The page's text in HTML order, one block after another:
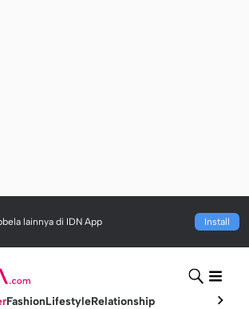
lainnya di IDN App Install
FashionLifestyleRelationship